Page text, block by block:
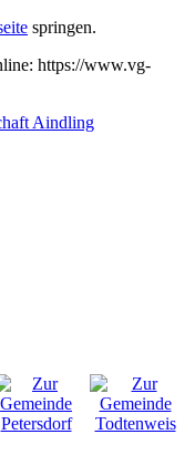
springen.
https://www.vg-